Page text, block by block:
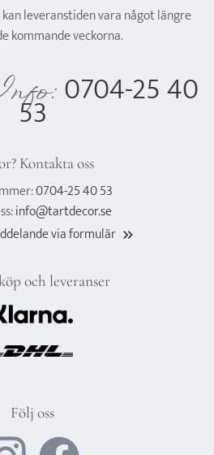
leveranstiden vara något längre
kommande veckorna.
0704-25 40
53
Kontakta oss
0704-25 40 53
info@tartdecor.se
via formulär keyboard_double_arrow_right
och leveranser
Följ oss